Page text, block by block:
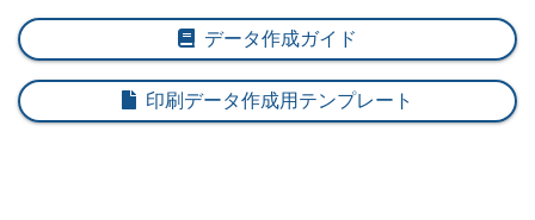
データ作成ガイド
印刷データ作成用テンプレート